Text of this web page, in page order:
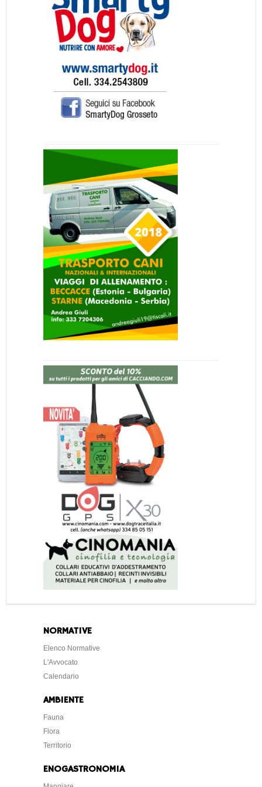
NORMATIVE
Elenco Normative
L'Avvocato
Calendario
AMBIENTE
Fauna
Flora
Territorio
ENOGASTRONOMIA